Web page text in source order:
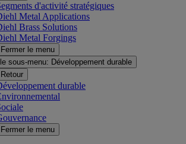
d'activité stratégiques
Metal Applications
Brass Solutions
Metal Forgings
Fermer le menu
sous-menu: Développement durable
Retour
durable
Fermer le menu